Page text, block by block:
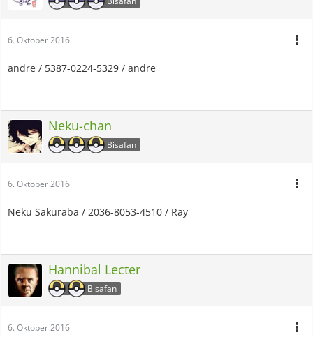
6. Oktober 2016
andre / 5387-0224-5329 / andre
Neku-chan
Bisafan
6. Oktober 2016
Neku Sakuraba / 2036-8053-4510 / Ray
Hannibal Lecter
Bisafan
6. Oktober 2016